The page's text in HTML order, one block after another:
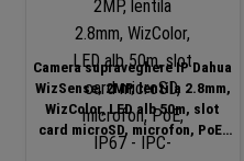
Camera supraveghere IP Dahua
WizSense, 2MP, lentila 2.8mm,
WizColor, LED alb 50m, slot
card microSD, microfon, PoE,
IP67 – IPC-HFW2249TL-S-LED-